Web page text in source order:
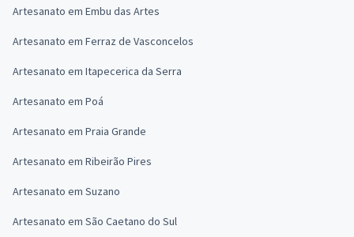
Artesanato em Embu das Artes
Artesanato em Ferraz de Vasconcelos
Artesanato em Itapecerica da Serra
Artesanato em Poá
Artesanato em Praia Grande
Artesanato em Ribeirão Pires
Artesanato em Suzano
Artesanato em São Caetano do Sul